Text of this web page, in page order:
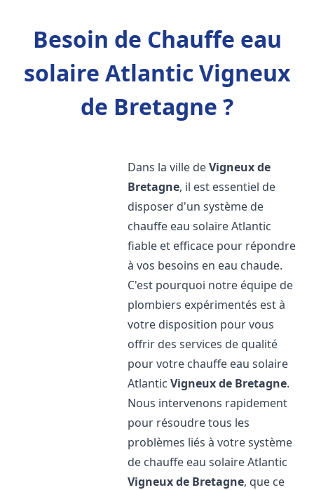
Besoin de Chauffe eau
solaire Atlantic Vigneux
de Bretagne ?
Dans la ville deVigneux de
Bretagne, il est essentiel de
disposer d'un système de
chauffe eau solaire Atlantic
fiable et efficace pour répondre
à vos besoins en eau chaude.
C'est pourquoi notre équipe de
plombiers expérimentés est à
votre disposition pour vous
offrir des services de qualité
pour votre chauffe eau solaire
AtlanticVigneux de Bretagne.
Nous intervenons rapidement
pour résoudre tous les
problèmes liés à votre système
de chauffe eau solaire Atlantic
Vigneux de Bretagne, que ce